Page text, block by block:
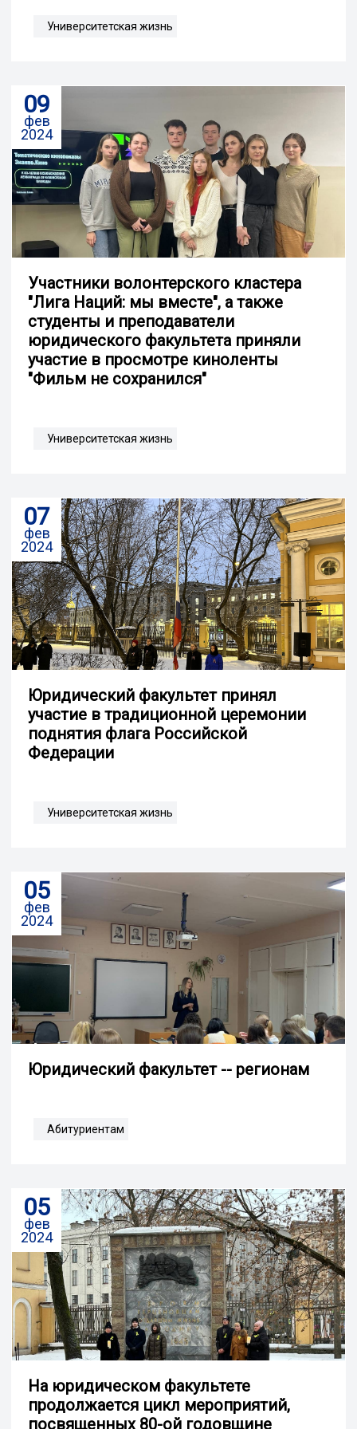
Университетская жизнь
09
фев
2024
Участники волонтерского кластера
"Лига Наций: мы вместе", а также
студенты и преподаватели
юридического факультета приняли
участие в просмотре киноленты
"Фильм не сохранился"
Университетская жизнь
07
фев
2024
Юридический факультет принял
участие в традиционной церемонии
поднятия флага Российской
Федерации
Университетская жизнь
05
фев
2024
Юридический факультет -- регионам
Абитуриентам
05
фев
2024
На юридическом факультете
продолжается цикл мероприятий,
посвященных 80-ой годовщине